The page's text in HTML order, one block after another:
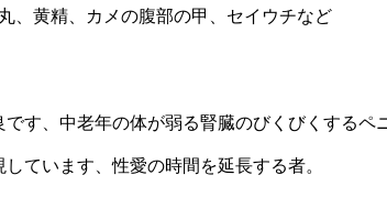
、黄精、カメの腹部の甲、セイウチなど
す、中老年の体が弱る腎臓のびくびくするペ
ています、性愛の時間を延長する者。